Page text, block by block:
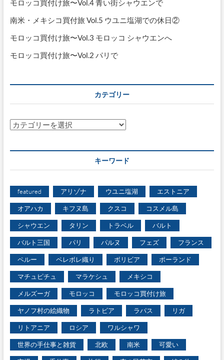
モロッコ買付け旅〜Vol.4 青い街シャウエンで
南米・メキシコ買付旅 Vol.5 ウユニ塩湖での休日②
モロッコ買付け旅〜Vol.3 モロッコ シャウエンへ
モロッコ買付け旅〜Vol.2 パリで
カテゴリー
カ
ー
キーワード
featured アリゾナ ウユニ塩湖 エストニア
オアハカ キフヌ島 クスコ コスメル島
シャウエン タリン トラベル バルト
バルト三国 パリ パルヌ フェズ フランス
ペルー ペレボレ織り ボリビア ポーランド
マチュピチュ マラケシュ メキシコ
メルズーガ モロッコ モロッコ買付け旅
ヤノフ村の絵織物 ラトビア ラパス リガ
リトアニア ロシア ワルシャワ
世界の手仕事と雑貨 北欧 南米 可愛い